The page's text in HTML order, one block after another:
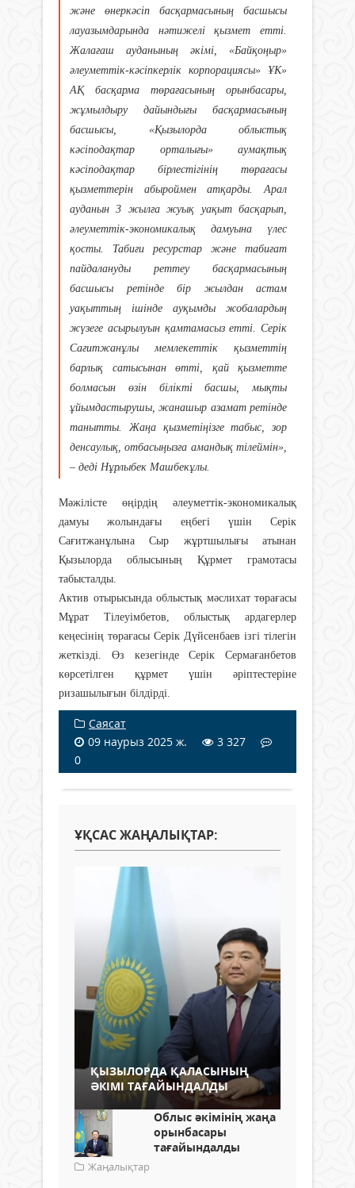
және өнеркәсіп басқармасының басшысы
лауазымдарында нәтижелі қызмет етті.
Жалағаш ауданының әкімі, «Байқоңыр»
әлеуметтік-кәсіпкерлік корпорациясы» ҰК»
АҚ басқарма төрағасының орынбасары,
жұмылдыру дайындығы басқармасының
басшысы, «Қызылорда облыстық
кәсіподақтар орталығы» аумақтық
кәсіподақтар бірлестігінің төрағасы
қызметтерін абыроймен атқарды. Арал
ауданын 3 жылға жуық уақыт басқарып,
әлеуметтік-экономикалық дамуына үлес
қосты. Табиғи ресурстар және табиғат
пайдалануды реттеу басқармасының
басшысы ретінде бір жылдан астам
уақыттың ішінде ауқымды жобалардың
жүзеге асырылуын қамтамасыз етті. Серік
Сағитжанұлы мемлекеттік қызметтің
барлық сатысынан өтті, қай қызметте
болмасын өзін білікті басшы, мықты
ұйымдастырушы, жанашыр азамат ретінде
танытты. Жаңа қызметіңізге табыс, зор
денсаулық, отбасыңызға амандық тілеймін»,
– деді Нұрлыбек Машбекұлы.
Мәжілісте өңірдің әлеуметтік-экономикалық
дамуы жолындағы еңбегі үшін Серік
Сағитжанұлына Сыр жұртшылығы атынан
Қызылорда облысының Құрмет грамотасы
табысталды.
Актив отырысында облыстық мәслихат төрағасы
Мұрат Тілеуімбетов, облыстық ардагерлер
кеңесінің төрағасы Серік Дүйсенбаев ізгі тілегін
жеткізді. Өз кезегінде Серік Сермағанбетов
көрсетілген құрмет үшін әріптестеріне
ризашылығын білдірді.
Саясат
09 наурыз 2025 ж.
3 327
0
ҰҚСАС ЖАҢАЛЫҚТАР:
ҚЫЗЫЛОРДА ҚАЛАСЫНЫҢ
ӘКІМІ ТАҒАЙЫНДАЛДЫ
Облыс әкімінің жаңа
орынбасары
тағайындалды
Жаңалықтар